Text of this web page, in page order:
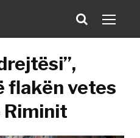
flakën vetes
Riminit